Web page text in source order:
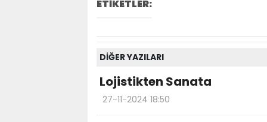
ETİKETLER:
DİĞER YAZILARI
Lojistikten Sanata
27-11-2024 18:50